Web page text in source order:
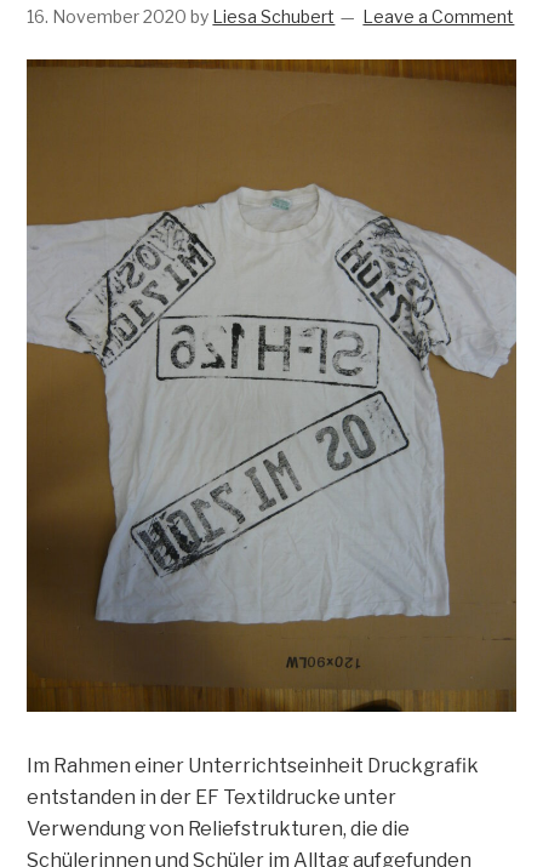
16. November 2020 by Liesa Schubert Leave a Comment
Im Rahmen einer Unterrichtseinheit Druckgrafik
entstanden in der EF Textildrucke unter
Verwendung von Reliefstrukturen, die die
Schülerinnen und Schüler im Alltag aufgefunden